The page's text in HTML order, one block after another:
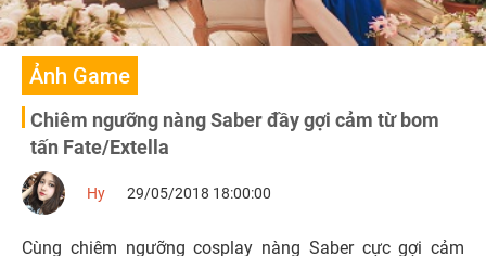
Ảnh Game
Chiêm ngưỡng nàng Saber đầy gợi cảm từ bom
tấn Fate/Extella
Hy 29/05/2018 18:00:00
Cùng chiêm ngưỡng cosplay nàng Saber cực gợi cảm